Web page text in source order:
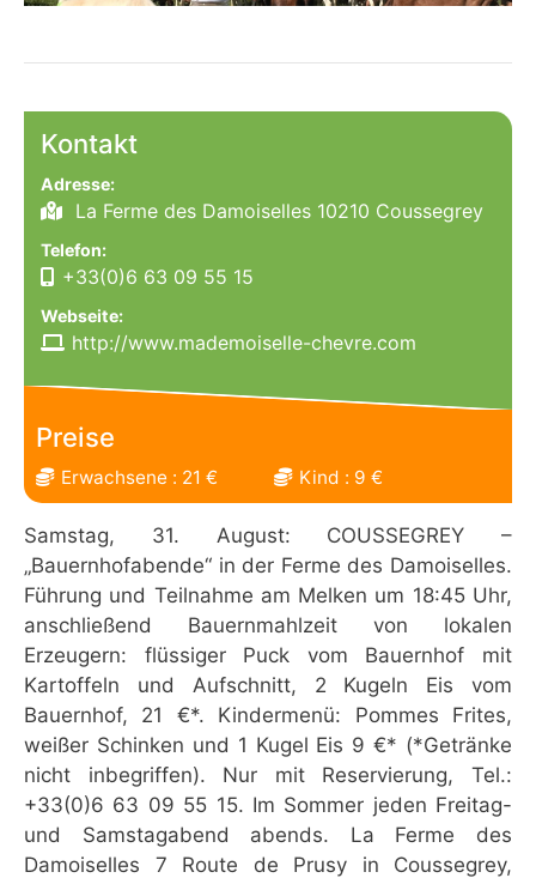
Kontakt
Adresse:
La Ferme des Damoiselles 10210 Coussegrey
Telefon:
+33(0)6 63 09 55 15
Webseite:
http://www.mademoiselle-chevre.com
Preise
Erwachsene : 21 € Kind : 9 €
Samstag, 31. August: COUSSEGREY –
„Bauernhofabende“ in der Ferme des Damoiselles.
Führung und Teilnahme am Melken um 18:45 Uhr,
anschließend Bauernmahlzeit von lokalen
Erzeugern: flüssiger Puck vom Bauernhof mit
Kartoffeln und Aufschnitt, 2 Kugeln Eis vom
Bauernhof, 21 €*. Kindermenü: Pommes Frites,
weißer Schinken und 1 Kugel Eis 9 €* (*Getränke
nicht inbegriffen). Nur mit Reservierung, Tel.:
+33(0)6 63 09 55 15. Im Sommer jeden Freitag-
und Samstagabend abends. La Ferme des
Damoiselles 7 Route de Prusy in Coussegrey,